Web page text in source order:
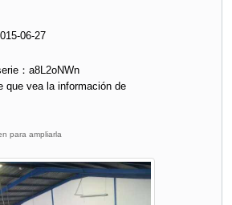
06-27
：a8L2oNWn
que vea la información de
para ampliarla